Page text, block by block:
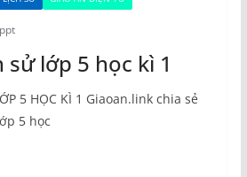
sử lớp 5 học kì 1
5 HỌC KÌ 1 Giaoan.link chia sẻ
5 học